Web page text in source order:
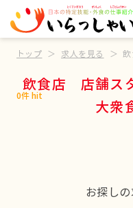
トップ 求人を見る 飲
飲食店 店舗ス
大衆
0件 hit
お探し